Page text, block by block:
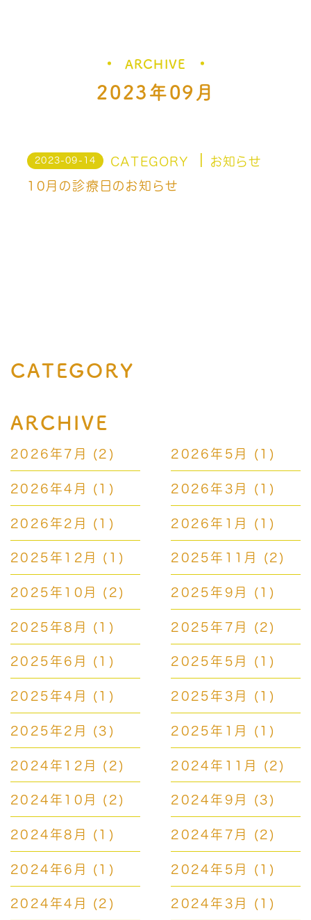
ARCHIVE
2023年09月
2023-09-14 CATEGORY
お知らせ
10月の診療日のお知らせ
CATEGORY
ARCHIVE
2026年7月 (2) 2026年5月 (1)
2026年4月 (1) 2026年3月 (1)
2026年2月 (1) 2026年1月 (1)
2025年12月 (1) 2025年11月 (2)
2025年10月 (2) 2025年9月 (1)
2025年8月 (1) 2025年7月 (2)
2025年6月 (1) 2025年5月 (1)
2025年4月 (1) 2025年3月 (1)
2025年2月 (3) 2025年1月 (1)
2024年12月 (2) 2024年11月 (2)
2024年10月 (2) 2024年9月 (3)
2024年8月 (1) 2024年7月 (2)
2024年6月 (1) 2024年5月 (1)
2024年4月 (2) 2024年3月 (1)